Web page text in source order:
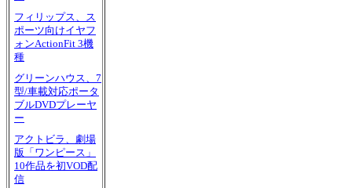
フィリップス、ス
ポーツ向けイヤフ
ォンActionFit 3機
種
グリーンハウス、7
型/車載対応ポータ
ブルDVDプレーヤ
ー
アクトビラ、劇場
版「ワンピース」
10作品を初VOD配
信